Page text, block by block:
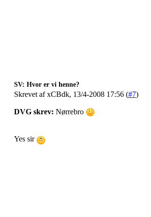
SV: Hvor er vi henne?
Skrevet af xCBdk, 13/4-2008 17:56 (#7)
DVG skrev: Nørrebro
Yes sir